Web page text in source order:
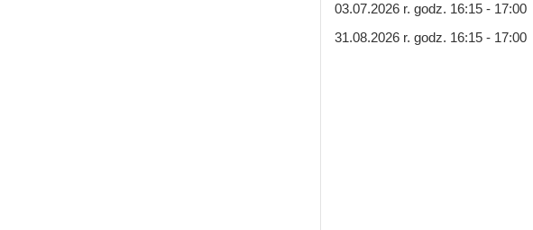
03.07.2026 r. godz. 16:15 - 17:00
31.08.2026 r. godz. 16:15 - 17:00